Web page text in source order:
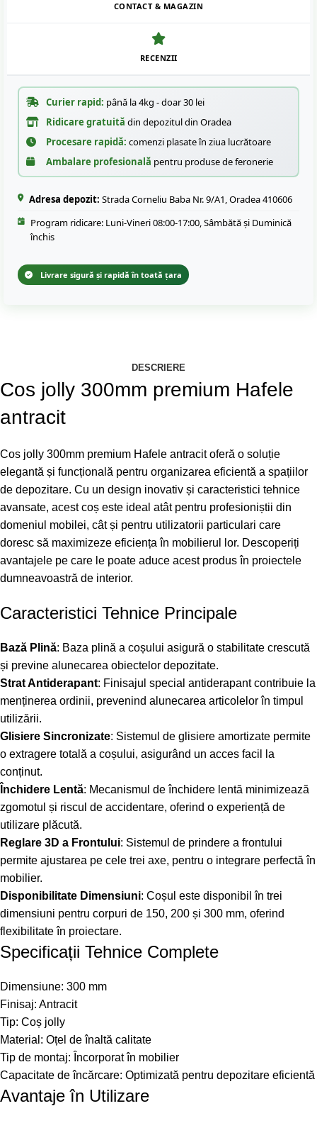
CONTACT & MAGAZIN
RECENZII
Curier rapid: până la 4kg - doar 30 lei
Ridicare gratuită din depozitul din Oradea
Procesare rapidă: comenzi plasate în ziua lucrătoare
Ambalare profesională pentru produse de feronerie
Adresa depozit: Strada Corneliu Baba Nr. 9/A1, Oradea 410606
Program ridicare: Luni-Vineri 08:00-17:00, Sâmbătă și Duminică
închis
Livrare sigură și rapidă în toată țara
DESCRIERE
Cos jolly 300mm premium Hafele
antracit
Cos jolly 300mm premium Hafele antracit oferă o soluție
elegantă și funcțională pentru organizarea eficientă a spațiilor
de depozitare. Cu un design inovativ și caracteristici tehnice
avansate, acest coș este ideal atât pentru profesioniștii din
domeniul mobilei, cât și pentru utilizatorii particulari care
doresc să maximizeze eficiența în mobilierul lor. Descoperiți
avantajele pe care le poate aduce acest produs în proiectele
dumneavoastră de interior.
Caracteristici Tehnice Principale
Bază Plină: Baza plină a coșului asigură o stabilitate crescută
și previne alunecarea obiectelor depozitate.
Strat Antiderapant: Finisajul special antiderapant contribuie la
menținerea ordinii, prevenind alunecarea articolelor în timpul
utilizării.
Glisiere Sincronizate: Sistemul de glisiere amortizate permite
o extragere totală a coșului, asigurând un acces facil la
conținut.
Închidere Lentă: Mecanismul de închidere lentă minimizează
zgomotul și riscul de accidentare, oferind o experiență de
utilizare plăcută.
Reglare 3D a Frontului: Sistemul de prindere a frontului
permite ajustarea pe cele trei axe, pentru o integrare perfectă în
mobilier.
Disponibilitate Dimensiuni: Coșul este disponibil în trei
dimensiuni pentru corpuri de 150, 200 și 300 mm, oferind
flexibilitate în proiectare.
Specificații Tehnice Complete
Dimensiune: 300 mm
Finisaj: Antracit
Tip: Coș jolly
Material: Oțel de înaltă calitate
Tip de montaj: Încorporat în mobilier
Capacitate de încărcare: Optimizată pentru depozitare eficientă
Avantaje în Utilizare